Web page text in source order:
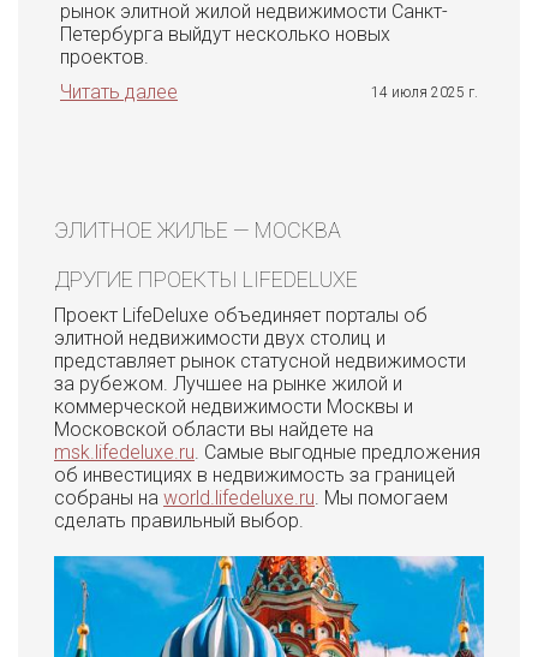
рынок элитной жилой недвижимости Санкт-
Петербурга выйдут несколько новых
проектов.
Читать далее
14 июля 2025 г.
ЭЛИТНОЕ ЖИЛЬЕ — МОСКВА
ДРУГИЕ ПРОЕКТЫ LIFEDELUXE
Проект LifeDeluxe объединяет порталы об
элитной недвижимости двух столиц и
представляет рынок статусной недвижимости
за рубежом. Лучшее на рынке жилой и
коммерческой недвижимости Москвы и
Московской области вы найдете на
msk.lifedeluxe.ru . Самые выгодные предложения
об инвестициях в недвижимость за границей
собраны на world.lifedeluxe.ru . Мы помогаем
сделать правильный выбор.